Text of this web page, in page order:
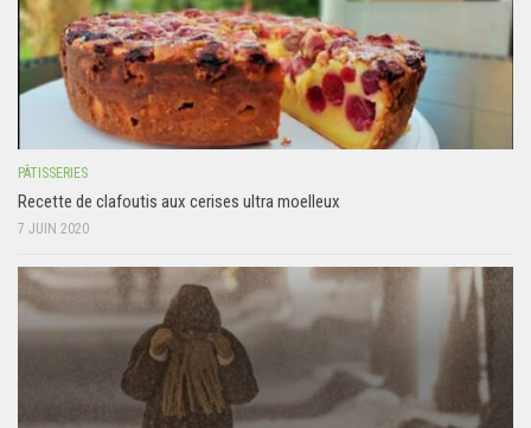
PÂTISSERIES
Recette de clafoutis aux cerises ultra moelleux
7 JUIN 2020